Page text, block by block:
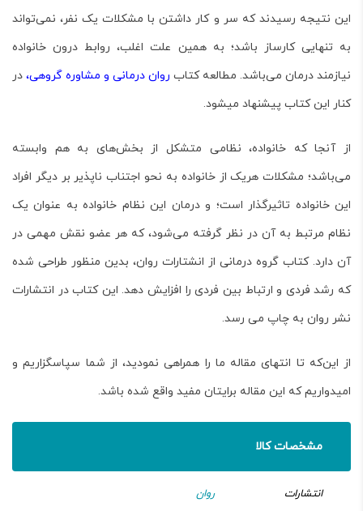
این نتیجه رسیدند که سر و کار داشتن با مشکلات یک نفر، نمی‌تواند
به تنهایی کارساز باشد؛ به همین علت اغلب، روابط درون خانواده
نیازمند درمان می‌باشد. مطالعه کتاب روان درمانی و مشاوره گروهی، در
کنار این کتاب پیشنهاد می­شود.
از آنجا که خانواده، نظامی متشکل از بخش‌های به هم وابسته
می‌باشد؛ مشکلات هریک از خانواده به نحو اجتناب ناپذیر بر دیگر افراد
این خانواده تاثیرگذار است؛ و درمان این نظام خانواده به عنوان یک
نظام مرتبط به آن در نظر گرفته می‌شود، که هر عضو نقش مهمی در
آن دارد. کتاب گروه درمانی از انشتارات روان، بدین منظور طراحی شده
که رشد فردی و ارتباط بین فردی را افزایش دهد. این کتاب در انتشارات
نشر روان به چاپ می رسد.
از این‌که تا انتهای مقاله ما را همراهی نمودید، از شما سپاسگزاریم و
امیدواریم که این مقاله برایتان مفید واقع شده باشد.
مشخصات کالا
انتشارات روان